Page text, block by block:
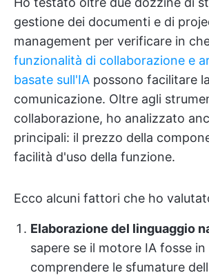
gestione dei documenti e di
management per verificare in
funzionalità di collaborazione e
basate sull'IA possono facilitare la
comunicazione. Oltre agli
collaborazione, ho analizzato
principali: il prezzo della
facilità d'uso della funzione.
Ecco alcuni fattori che ho
Elaborazione del linguaggio
sapere se il motore IA fosse
comprendere le sfumature